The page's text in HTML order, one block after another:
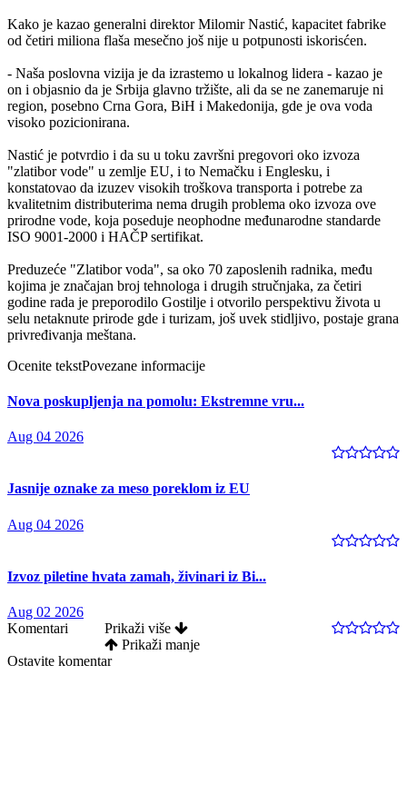
Kako je kazao generalni direktor Milomir Nastić, kapacitet fabrike
od četiri miliona flaša mesečno još nije u potpunosti iskorisćen.
- Naša poslovna vizija je da izrastemo u lokalnog lidera - kazao je
on i objasnio da je Srbija glavno tržište, ali da se ne zanemaruje ni
region, posebno Crna Gora, BiH i Makedonija, gde je ova voda
visoko pozicionirana.
Nastić je potvrdio i da su u toku završni pregovori oko izvoza
"zlatibor vode" u zemlje EU, i to Nemačku i Englesku, i
konstatovao da izuzev visokih troškova transporta i potrebe za
kvalitetnim distributerima nema drugih problema oko izvoza ove
prirodne vode, koja poseduje neophodne međunarodne standarde
ISO 9001-2000 i HAČP sertifikat.
Preduzeće "Zlatibor voda", sa oko 70 zaposlenih radnika, među
kojima je značajan broj tehnologa i drugih stručnjaka, za četiri
godine rada je preporodilo Gostilje i otvorilo perspektivu života u
selu netaknute prirode gde i turizam, još uvek stidljivo, postaje grana
privređivanja meštana.
Ocenite tekstPovezane informacije
Nova poskupljenja na pomolu: Ekstremne vru...
Aug 04 2026
Jasnije oznake za meso poreklom iz EU
Aug 04 2026
Izvoz piletine hvata zamah, živinari iz Bi...
Aug 02 2026
Komentari
Prikaži više
Prikaži manje
Ostavite komentar